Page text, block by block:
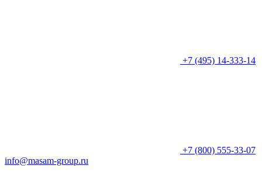
+7 (495) 14-333-14
+7 (800) 555-33-07
info@masam-group.ru